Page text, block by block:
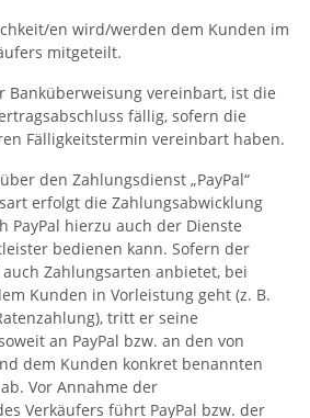
en wird/werden dem Kunden im
mitgeteilt.
Banküberweisung vereinbart, ist die
fällig, sofern die
Fälligkeitstermin vereinbart haben.
den Zahlungsdienst „PayPal“
erfolgt die Zahlungsabwicklung
PayPal hierzu auch der Dienste
bedienen kann. Sofern der
Zahlungsarten anbietet, bei
Kunden in Vorleistung geht (z. B.
tritt er seine
an PayPal bzw. an den von
dem Kunden konkret benannten
Vor Annahme der
Verkäufers führt PayPal bzw. der